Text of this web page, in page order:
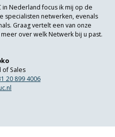
Nederland focus ik mij op de
specialisten netwerken, evenals
Graag vertelt een van onze
over welk Netwerk bij u past.
of Sales
1 20 899 4006